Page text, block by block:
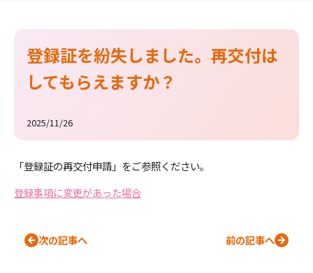
登録証を紛失しました。再交付は
してもらえますか？
2025/11/26
「登録証の再交付申請」をご参照ください。
登録事項に変更があった場合
次の記事へ 前の記事へ